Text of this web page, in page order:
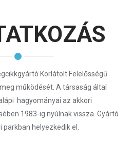
Korlátolt Felelősségű
működését. A társaság által
hagyományai az akkori
1983-ig nyúlnak vissza. Gyártó
helyezkedik el.